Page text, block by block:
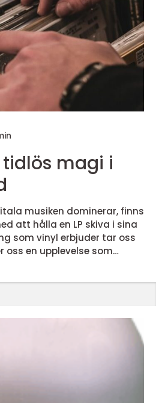
magi i
musiken dominerar, finns
att hålla en LP skiva i sina
som vinyl erbjuder tar oss
oss en upplevelse som